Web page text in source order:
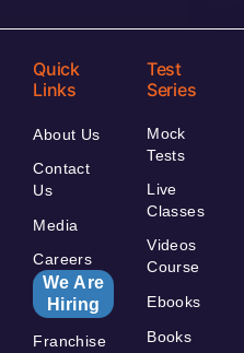
Quick
Links
About Us
Contact
Us
Media
Careers
We Are
Hiring
Franchise
Test
Series
Mock
Tests
Live
Classes
Videos
Course
Ebooks
Books